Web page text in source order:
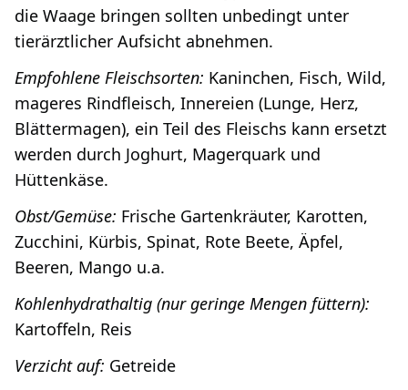
die Waage bringen sollten unbedingt unter
tierärztlicher Aufsicht abnehmen.
Empfohlene Fleischsorten: Kaninchen, Fisch, Wild,
mageres Rindfleisch, Innereien (Lunge, Herz,
Blättermagen), ein Teil des Fleischs kann ersetzt
werden durch Joghurt, Magerquark und
Hüttenkäse.
Obst/Gemüse: Frische Gartenkräuter, Karotten,
Zucchini, Kürbis, Spinat, Rote Beete, Äpfel,
Beeren, Mango u.a.
Kohlenhydrathaltig (nur geringe Mengen füttern):
Kartoffeln, Reis
Verzicht auf: Getreide